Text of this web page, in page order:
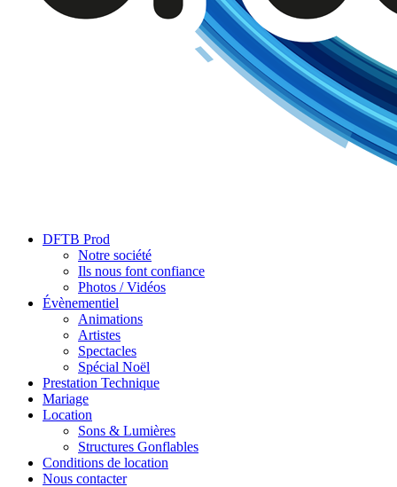
DFTB Prod
Notre société
Ils nous font confiance
Photos / Vidéos
Évènementiel
Animations
Artistes
Spectacles
Spécial Noël
Prestation Technique
Mariage
Location
Sons & Lumières
Structures Gonflables
Conditions de location
Nous contacter